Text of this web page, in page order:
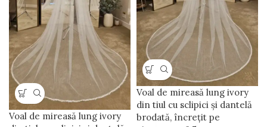
Voal de mireasă lung ivory
Voal de mireasă lung ivory
din tiul cu sclipici și dantelă
brodată, încrețit pe